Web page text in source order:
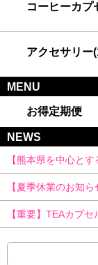
コーヒーカプ
アクセサリー
MENU
お得定期便
NEWS
【熊本県を中心と
【夏季休業のお知ら
【重要】TEAカプ